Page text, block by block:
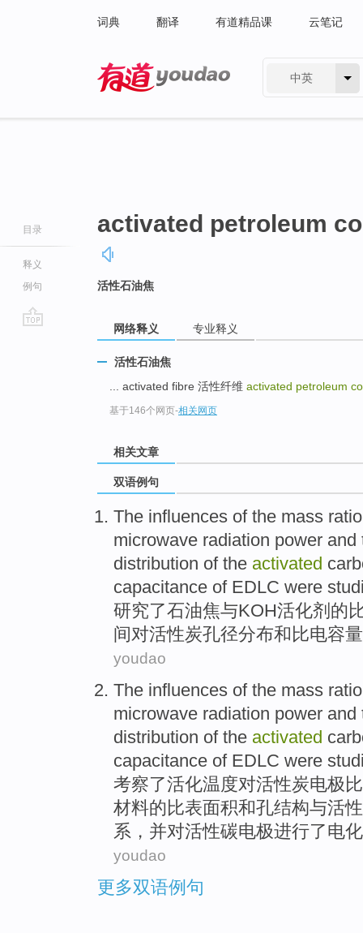
词典 翻译 有道精品课 云笔记
中英
目录
释义
例句
activated petroleum
活性石油焦
网络释义 专业释义
活性石油焦
... activated fibre 活性纤维 activated petroleum
基于146个网页-相关网页
相关文章
双语例句
The influences of the mass ratio
microwave radiation power and
distribution ofthe activated
capacitance ofEDLC were
研究了石油焦与KOH活化剂 的
间对活性炭孔径分布和 比电容量
youdao
The influences ofthe mass ratio
microwave radiation power and
distribution of the activated
capacitance ofEDLC were
考察了活化温度对活性炭电极 比
材料的 比表面积和孔结构与活
系， 并对活性碳电极进行了电
youdao
更多双语例句